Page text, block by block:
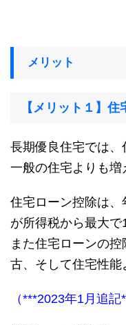
メリット
【メリット１】
長期優良住宅では
一般の住宅よりも増
住宅ローン控除は
が所得税から最大で
また住宅ローンの
古、そして住宅性能
（***2023年1月追記